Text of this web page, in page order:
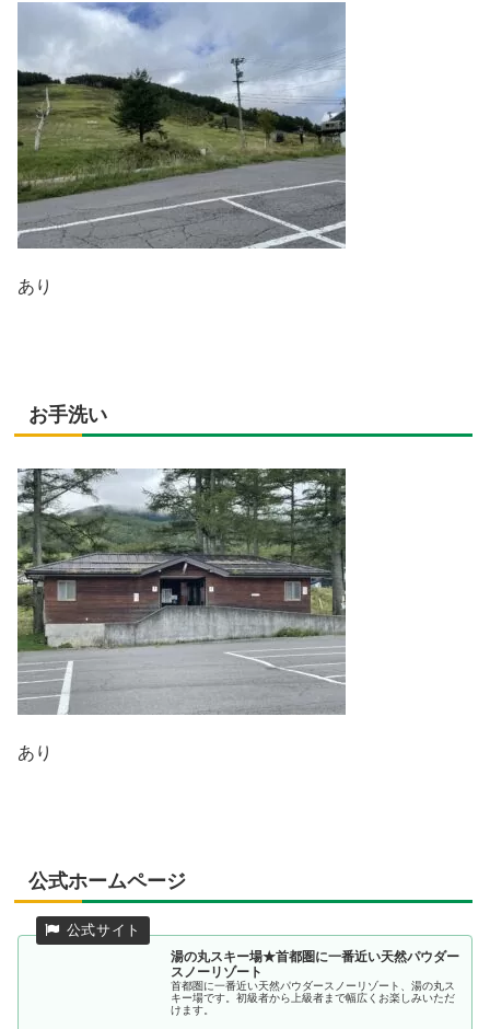
あり
お手洗い
あり
公式ホームページ
湯の丸スキー場★首都圏に一番近い天然パウダー
スノーリゾート
首都圏に一番近い天然パウダースノーリゾート、湯の丸ス
キー場です。初級者から上級者まで幅広くお楽しみいただ
けます。